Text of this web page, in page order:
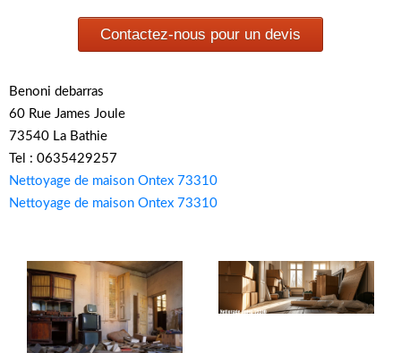
Contactez-nous pour un devis
Benoni debarras
60 Rue James Joule
73540 La Bathie
Tel : 0635429257
Nettoyage de maison Ontex 73310
Nettoyage de maison Ontex 73310